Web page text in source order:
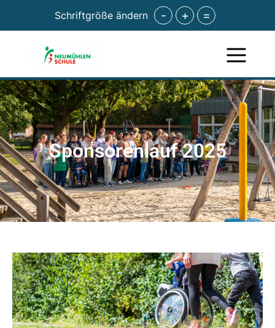
Schriftgröße ändern - + =
Sponsorenlauf 2025